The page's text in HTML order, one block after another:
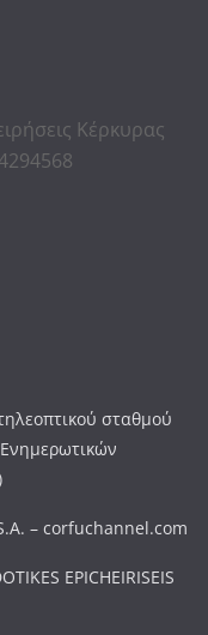
Κέρκυρας
σταθμού
S.A. – corfuchannel.com
EPICHEIRISEIS